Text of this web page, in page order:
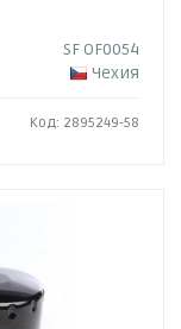
SF OF0054
Чехия
Код: 2895249-58